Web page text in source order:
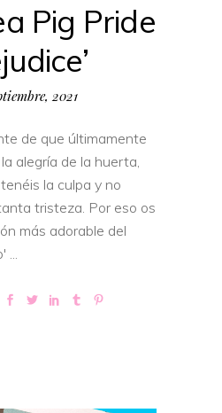
Pig Pride
2021
de que últimamente
alegría de la huerta,
la culpa y no
tristeza. Por eso os
más adorable del